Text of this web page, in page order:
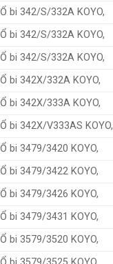
Ổ bi 342/S/332A KOYO,
Ổ bi 342/S/332A KOYO,
Ổ bi 342/S/332A KOYO,
Ổ bi 342X/332A KOYO,
Ổ bi 342X/333A KOYO,
Ổ bi 342X/V333AS KOYO,
Ổ bi 3479/3420 KOYO,
Ổ bi 3479/3422 KOYO,
Ổ bi 3479/3426 KOYO,
Ổ bi 3479/3431 KOYO,
Ổ bi 3579/3520 KOYO,